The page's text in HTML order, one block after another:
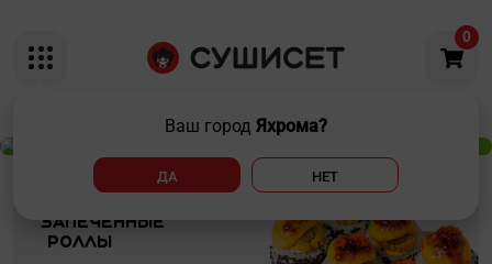
0
Ваш город Яхрома?
ДА НЕТ
Запеченные
роллы